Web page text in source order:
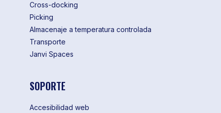
Cross-docking
Picking
Almacenaje a temperatura controlada
Transporte
Janvi Spaces
SOPORTE
Accesibilidad web